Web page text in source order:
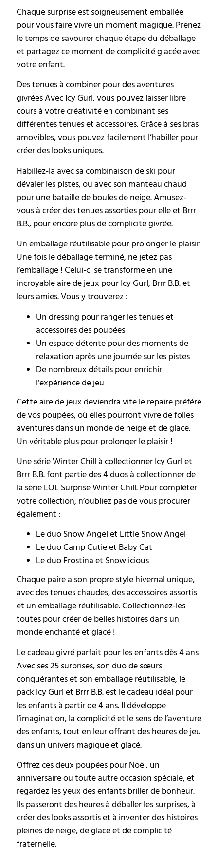
Chaque surprise est soigneusement emballée
pour vous faire vivre un moment magique. Prenez
le temps de savourer chaque étape du déballage
et partagez ce moment de complicité glacée avec
votre enfant.
Des tenues à combiner pour des aventures
givrées Avec Icy Gurl, vous pouvez laisser libre
cours à votre créativité en combinant ses
différentes tenues et accessoires. Grâce à ses bras
amovibles, vous pouvez facilement l’habiller pour
créer des looks uniques.
Habillez-la avec sa combinaison de ski pour
dévaler les pistes, ou avec son manteau chaud
pour une bataille de boules de neige. Amusez-
vous à créer des tenues assorties pour elle et Brrr
B.B., pour encore plus de complicité givrée.
Un emballage réutilisable pour prolonger le plaisir
Une fois le déballage terminé, ne jetez pas
l’emballage ! Celui-ci se transforme en une
incroyable aire de jeux pour Icy Gurl, Brrr B.B. et
leurs amies. Vous y trouverez :
Un dressing pour ranger les tenues et
accessoires des poupées
Un espace détente pour des moments de
relaxation après une journée sur les pistes
De nombreux détails pour enrichir
l’expérience de jeu
Cette aire de jeux deviendra vite le repaire préféré
de vos poupées, où elles pourront vivre de folles
aventures dans un monde de neige et de glace.
Un véritable plus pour prolonger le plaisir !
Une série Winter Chill à collectionner Icy Gurl et
Brrr B.B. font partie des 4 duos à collectionner de
la série LOL Surprise Winter Chill. Pour compléter
votre collection, n’oubliez pas de vous procurer
également :
Le duo Snow Angel et Little Snow Angel
Le duo Camp Cutie et Baby Cat
Le duo Frostina et Snowlicious
Chaque paire a son propre style hivernal unique,
avec des tenues chaudes, des accessoires assortis
et un emballage réutilisable. Collectionnez-les
toutes pour créer de belles histoires dans un
monde enchanté et glacé !
Le cadeau givré parfait pour les enfants dès 4 ans
Avec ses 25 surprises, son duo de sœurs
conquérantes et son emballage réutilisable, le
pack Icy Gurl et Brrr B.B. est le cadeau idéal pour
les enfants à partir de 4 ans. Il développe
l’imagination, la complicité et le sens de l’aventure
des enfants, tout en leur offrant des heures de jeu
dans un univers magique et glacé.
Offrez ces deux poupées pour Noël, un
anniversaire ou toute autre occasion spéciale, et
regardez les yeux des enfants briller de bonheur.
Ils passeront des heures à déballer les surprises, à
créer des looks assortis et à inventer des histoires
pleines de neige, de glace et de complicité
fraternelle.